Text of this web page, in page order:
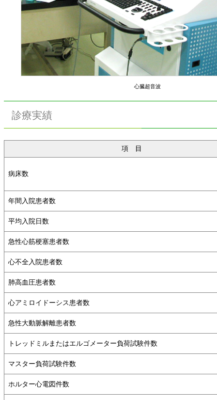
心臓超音波
診療実績
項 目
病床数
年間入院患者数
平均入院日数
急性心筋梗塞患者数
心不全入院患者数
肺高血圧患者数
心アミロイドーシス患者数
急性大動脈解離患者数
トレッドミルまたはエルゴメーター負荷試験件数
マスター負荷試験件数
ホルター心電図件数